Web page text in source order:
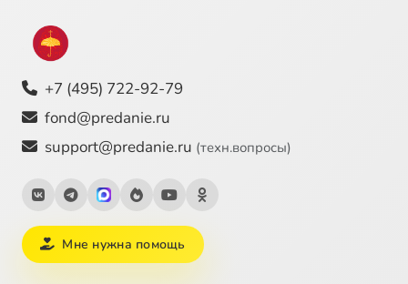
+7 (495) 722-92-79
fond@predanie.ru
support@predanie.ru (техн.вопросы)
Мне нужна помощь